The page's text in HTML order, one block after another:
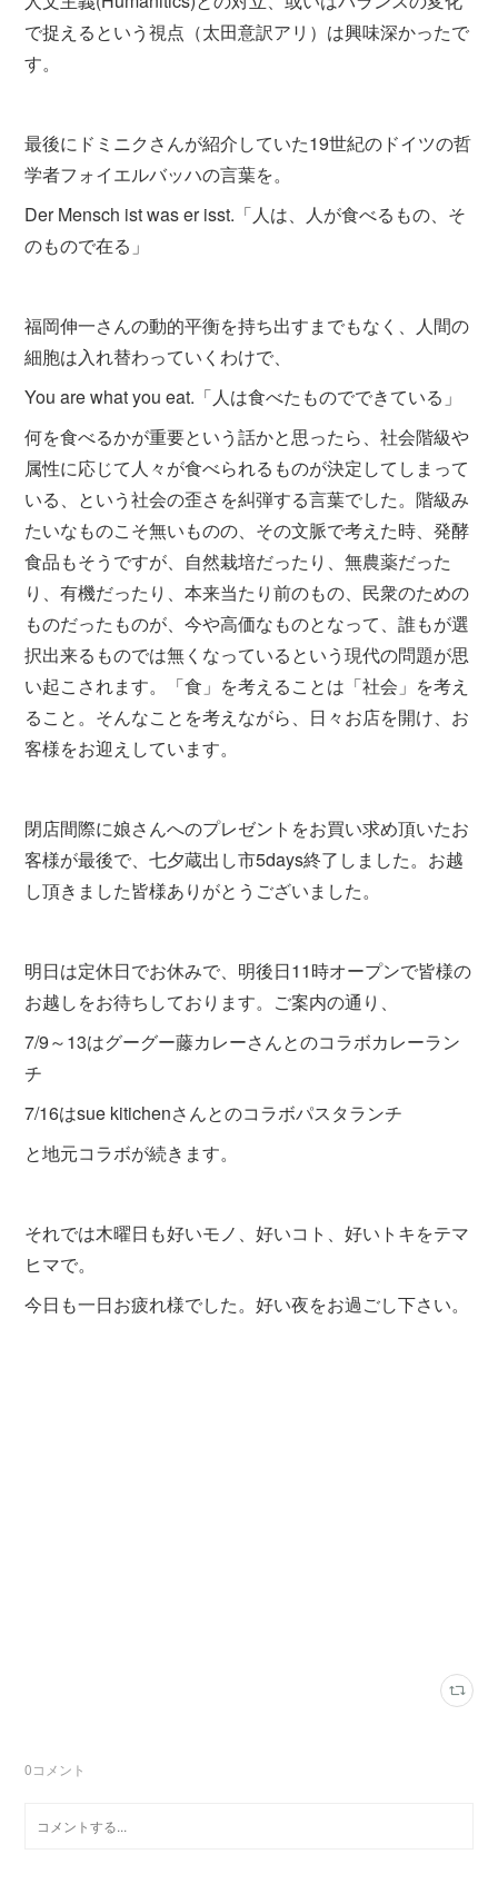
で捉えるという視点（太田意訳アリ）は興味深かったで
す。
最後にドミニクさんが紹介していた19世紀のドイツの哲
学者フォイエルバッハの言葉を。
Der Mensch ist was er isst.「人は、人が食べるもの、そ
のもので在る」
福岡伸一さんの動的平衡を持ち出すまでもなく、人間の
細胞は入れ替わっていくわけで、
You are what you eat.「人は食べたものでできている」
何を食べるかが重要という話かと思ったら、社会階級や
属性に応じて人々が食べられるものが決定してしまって
いる、という社会の歪さを糾弾する言葉でした。階級み
たいなものこそ無いものの、その文脈で考えた時、発酵
食品もそうですが、自然栽培だったり、無農薬だった
り、有機だったり、本来当たり前のもの、民衆のための
ものだったものが、今や高価なものとなって、誰もが選
択出来るものでは無くなっているという現代の問題が思
い起こされます。「食」を考えることは「社会」を考え
ること。そんなことを考えながら、日々お店を開け、お
客様をお迎えしています。
閉店間際に娘さんへのプレゼントをお買い求め頂いたお
客様が最後で、七夕蔵出し市5days終了しました。お越
し頂きました皆様ありがとうございました。
明日は定休日でお休みで、明後日11時オープンで皆様の
お越しをお待ちしております。ご案内の通り、
7/9～13はグーグー藤カレーさんとのコラボカレーラン
チ
7/16はsue kitichenさんとのコラボパスタランチ
と地元コラボが続きます。
それでは木曜日も好いモノ、好いコト、好いトキをテマ
ヒマで。
今日も一日お疲れ様でした。好い夜をお過ごし下さい。
0コメント